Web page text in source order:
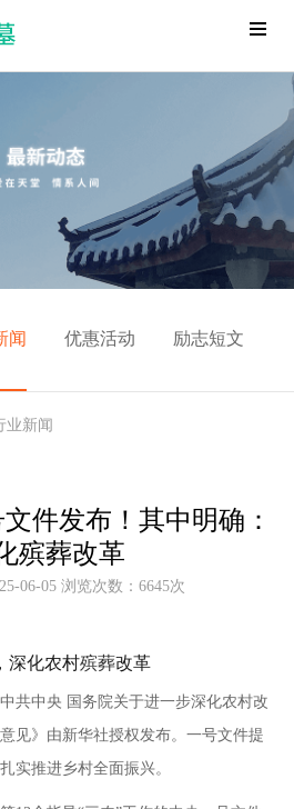
闻 优惠活动 励志短文
业新闻
件发布！其中明确：
殡葬改革
06-05 浏览次数：6645次
深化农村殡葬改革
共中央 国务院关于进一步深化农村改
见》由新华社授权发布。一号文件提
实推进乡村全面振兴。